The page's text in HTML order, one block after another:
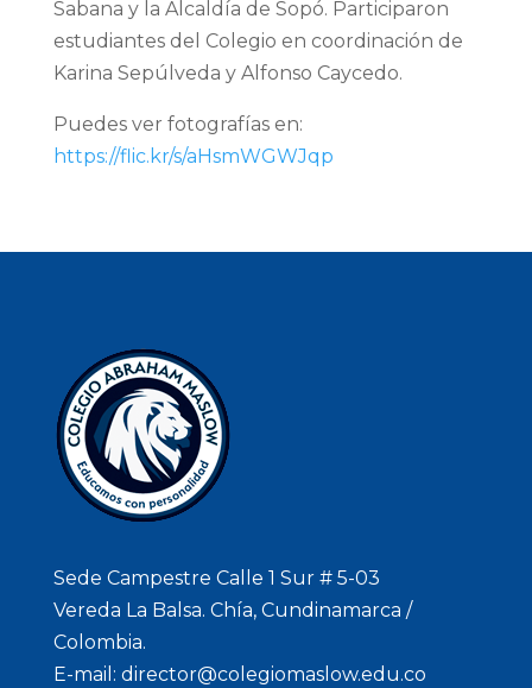
Sabana y la Alcaldía de Sopó. Participaron
estudiantes del Colegio en coordinación de
Karina Sepúlveda y Alfonso Caycedo.
Puedes ver fotografías en:
https://flic.kr/s/aHsmWGWJqp
Sede Campestre Calle 1 Sur # 5-03
Vereda La Balsa. Chía, Cundinamarca /
Colombia.
E-mail: director@colegiomaslow.edu.co